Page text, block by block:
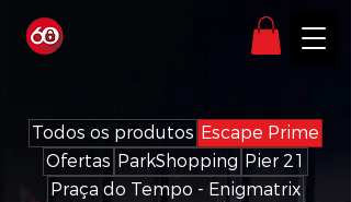
Todos os produtos Escape Prime
Ofertas ParkShopping Pier 21
Praça do Tempo - Enigmatrix